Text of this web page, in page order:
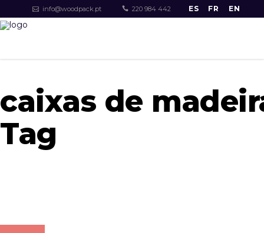
info@woodpack.pt 220 984 442 ES FR EN
caixas de
Tag